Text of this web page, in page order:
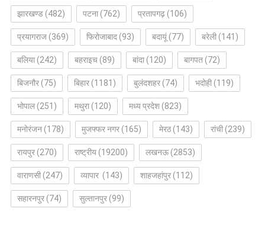
झारखण्ड(482) पटना(762) प्रतापगढ़(106)
प्रयागराज(369) फिरोजाबाद(93) बदायूं(77) बरेली(141)
बलिया(242) बहराइच(89) बांदा(120) बागपत(72)
बिजनौर(75) बिहार(1181) बुलंदशहर(74) भदोही(119)
भोपाल(251) मथुरा(120) मध्य प्रदेश(823)
मनोरंजन(178) मुजफ्फर नगर(165) मेरठ(143) रांची(239)
रायपुर(270) राष्ट्रीय(19200) लखनऊ(2853)
वाराणसी(247) व्यापार (143) शाहजहांपुर(112)
सहारनपुर(74) सुल्तानपुर(99)